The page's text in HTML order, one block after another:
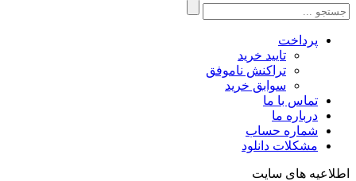
پرداخت
تایید خرید
تراکنش ناموفق
سوابق خرید
تماس با ما
درباره ما
شماره حساب
مشکلات دانلود
اطلاعیه های سایت